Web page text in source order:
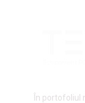
În portofoliul